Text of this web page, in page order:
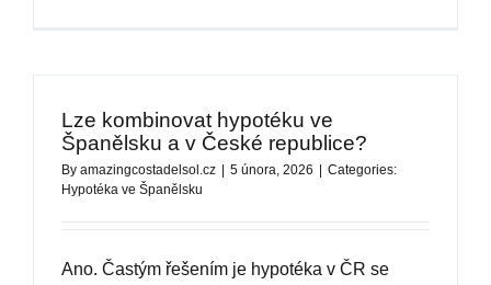
Lze kombinovat hypotéku ve
Španělsku a v České republice?
By amazingcostadelsol.cz 5 února, 2026
Categories:
Hypotéka ve Španělsku
Ano. Častým řešením je hypotéka v ČR se